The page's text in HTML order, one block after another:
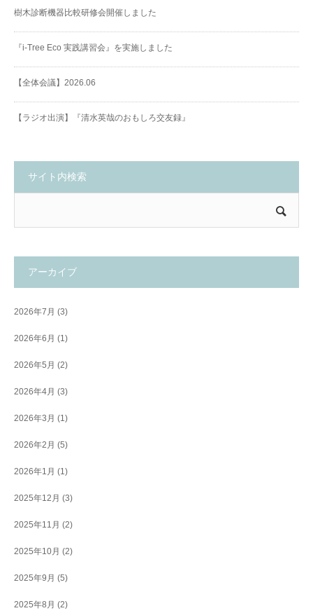
樹木診断機器比較研修会開催しました
『i-Tree Eco 実践講習会』を実施しました
【全体会議】2026.06
【ラジオ出演】『清水英哉のおもしろ交友録』
サイト内検索
アーカイブ
2026年7月 (3)
2026年6月 (1)
2026年5月 (2)
2026年4月 (3)
2026年3月 (1)
2026年2月 (5)
2026年1月 (1)
2025年12月 (3)
2025年11月 (2)
2025年10月 (2)
2025年9月 (5)
2025年8月 (2)